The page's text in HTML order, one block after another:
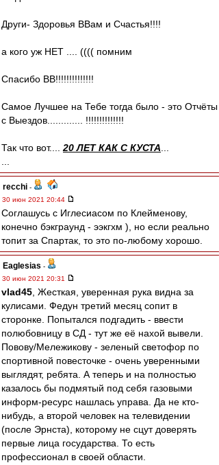
Други- Здоровья ВВам и Счастья!!!!
а кого уж НЕТ .... (((( помним
Спасибо ВВ!!!!!!!!!!!!!!
Cамое Лучшее на Тебе тогда было - это Отчёты
с Выездов............. !!!!!!!!!!!!!!
Так что вот.... 20 ЛЕТ КАК С КУСТА
recchi -
30 июн 2021 20:44
Соглашусь с Иглесиасом по Клейменову,
конечно бэкграунд - ээкгхм ), но если реально
топит за Спартак, то это по-любому хорошо.
Eaglesias -
30 июн 2021 20:31
vlad45 , Жесткая, уверенная рука видна за
кулисами. Федун третий месяц сопит в
сторонке. Попытался подгадить - ввести
полюбовницу в СД - тут же её нахой вывели.
Повову/Мележикову - зеленый светофор по
спортивной повесточке - очень уверенными
выглядят, ребята. А теперь и на полностью
казалось бы подмятый под себя газовыми
информ-ресурс нашлась управа. Да не кто-
нибудь, а второй человек на телевидении
(после Эрнста), которому не сцут доверять
первые лица государства. То есть
профессионал в своей области.